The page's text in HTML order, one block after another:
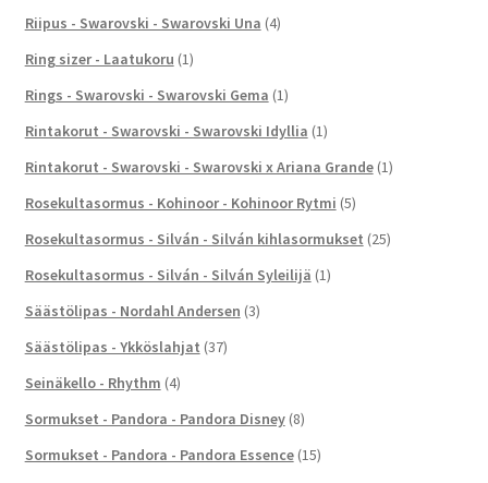
Riipus - Swarovski - Swarovski Una (4)
Ring sizer - Laatukoru (1)
Rings - Swarovski - Swarovski Gema (1)
Rintakorut - Swarovski - Swarovski Idyllia (1)
Rintakorut - Swarovski - Swarovski x Ariana Grande (1)
Rosekultasormus - Kohinoor - Kohinoor Rytmi (5)
Rosekultasormus - Silván - Silván kihlasormukset (25)
Rosekultasormus - Silván - Silván Syleilijä (1)
Säästölipas - Nordahl Andersen (3)
Säästölipas - Ykköslahjat (37)
Seinäkello - Rhythm (4)
Sormukset - Pandora - Pandora Disney (8)
Sormukset - Pandora - Pandora Essence (15)